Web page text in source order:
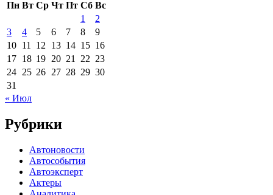
Пн Вт Ср Чт Пт Сб Вс
1
2
3
4 5 6 7 8
9
10 11 12 13 14 15 16
17 18 19 20 21 22 23
24 25 26 27 28 29 30
31
« Июл
Рубрики
Автоновости
Автособытия
Автоэксперт
Актеры